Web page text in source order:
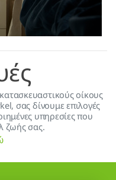
οίκους
σας δίνουμε επιλογές
υπηρεσίες που
ζωής σας.